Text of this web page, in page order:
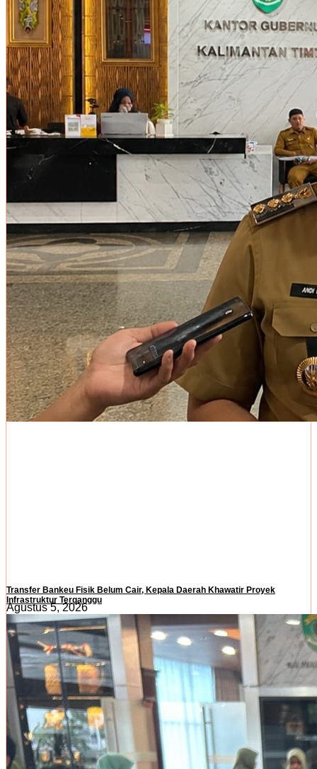
Transfer Bankeu Fisik Belum Cair, Kepala Daerah Khawatir Proyek
Infrastruktur Terganggu
Agustus 5, 2026